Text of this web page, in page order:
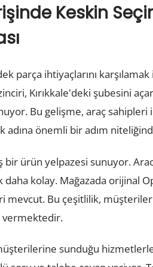
Keskin
parça ihtiyaçlarını
Kırıkkale'deki şubesini
Bu gelişme, araç sahipleri
adına önemli bir adım
ürün yelpazesi sunuyor.
kolay. Mağazada orijinal
mevcut. Bu çeşitlilik,
vermektedir.
sunduğu